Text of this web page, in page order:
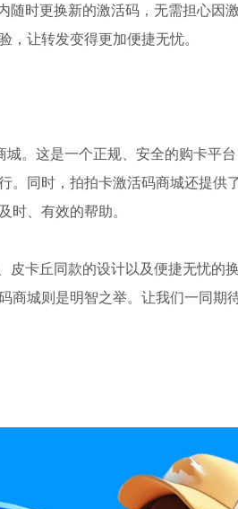
随时更换新的激活码，无需担心因
，让转发变得更加便捷无忧。
。这是一个正规、安全的购卡平
。同时，拍拍卡激活码商城还提供
时、有效的帮助。
皮卡丘同款的设计以及便捷无忧的
商城则是明智之举。让我们一同期